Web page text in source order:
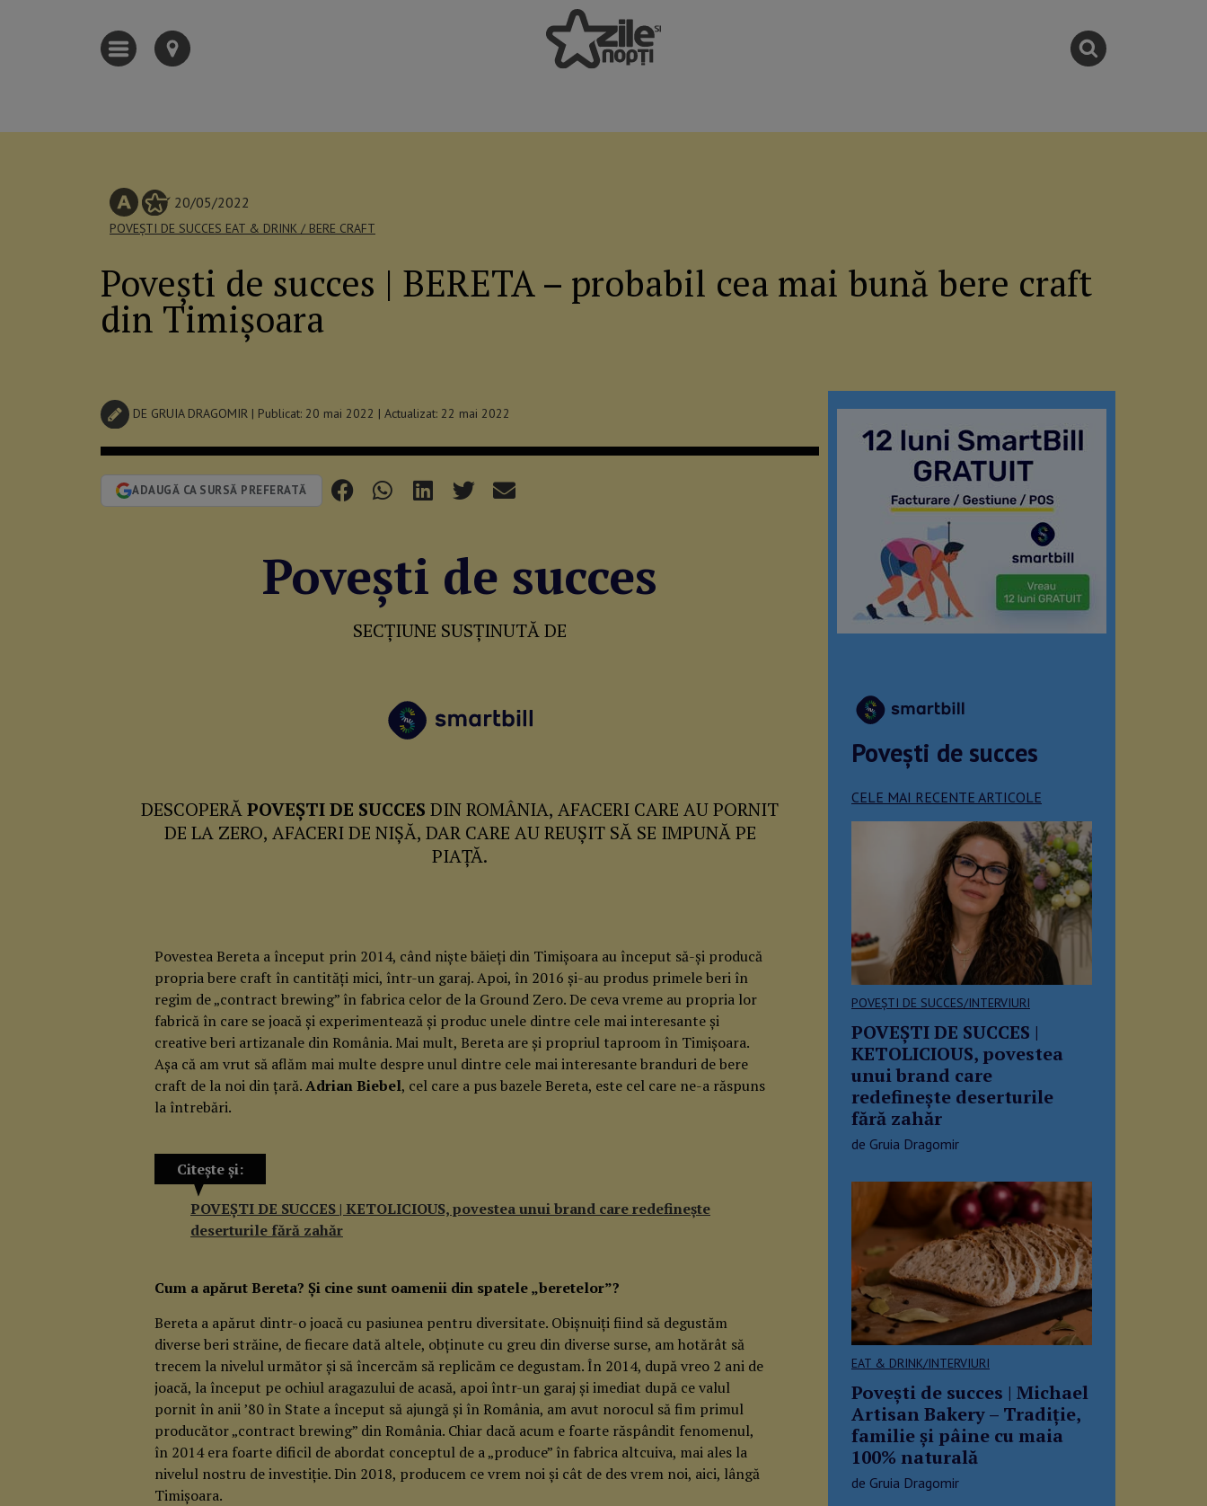
20/05/2022
POVEȘTI DE SUCCES EAT & DRINK / BERE CRAFT
Povești de succes | BERETA – probabil cea mai bună bere craft
din Timișoara
DE GRUIA DRAGOMIR | Publicat: 20 mai 2022 | Actualizat: 22 mai 2022
ADAUGĂ CA SURSĂ PREFERATĂ
Povești de succes
SECȚIUNE SUSȚINUTĂ DE
DESCOPERĂPOVEȘTI DE SUCCES DIN ROMÂNIA, AFACERI CARE AU PORNIT
DE LA ZERO, AFACERI DE NIȘĂ, DAR CARE AU REUȘIT SĂ SE IMPUNĂ PE
PIAȚĂ.
Povestea Bereta a început prin 2014, când niște băieți din Timișoara au început să-și producă
propria bere craft în cantități mici, într-un garaj. Apoi, în 2016 și-au produs primele beri în
regim de „contract brewing” în fabrica celor de la Ground Zero. De ceva vreme au propria lor
fabrică în care se joacă și experimentează și produc unele dintre cele mai interesante și
creative beri artizanale din România. Mai mult, Bereta are și propriul taproom în Timișoara.
Așa că am vrut să aflăm mai multe despre unul dintre cele mai interesante branduri de bere
craft de la noi din țară.Adrian Biebel, cel care a pus bazele Bereta, este cel care ne-a răspuns
la întrebări.
Citește și:
POVEŞTI DE SUCCES | KETOLICIOUS, povestea unui brand care redefinește
deserturile fără zahăr
Cum a apărut Bereta? Și cine sunt oamenii din spatele „beretelor”?
Bereta a apărut dintr-o joacă cu pasiunea pentru diversitate. Obișnuiți fiind să degustăm
diverse beri străine, de fiecare dată altele, obținute cu greu din diverse surse, am hotărât să
trecem la nivelul următor și să încercăm să replicăm ce degustam. În 2014, după vreo 2 ani de
joacă, la început pe ochiul aragazului de acasă, apoi într-un garaj și imediat după ce valul
pornit în anii ’80 în State a început să ajungă și în România, am avut norocul să fim primul
producător „contract brewing” din România. Chiar dacă acum e foarte răspândit fenomenul,
în 2014 era foarte dificil de abordat conceptul de a „produce” în fabrica altcuiva, mai ales la
nivelul nostru de investiție. Din 2018, producem ce vrem noi și cât de des vrem noi, aici, lângă
Timișoara.
Povești de succes
CELE MAI RECENTE ARTICOLE
POVEȘTI DE SUCCES/INTERVIURI
POVEŞTI DE SUCCES |
KETOLICIOUS, povestea
unui brand care
redefinește deserturile
fără zahăr
de Gruia Dragomir
EAT & DRINK/INTERVIURI
Povești de succes | Michael
Artisan Bakery – Tradiție,
familie și pâine cu maia
100% naturală
de Gruia Dragomir